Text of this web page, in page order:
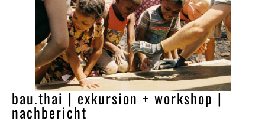
bau.thai | exkursion + workshop |
nachbericht